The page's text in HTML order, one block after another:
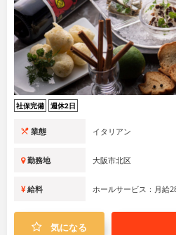
社保完備 週休2日
業態 イタリアン
勤務地 大阪市北区
給料 ホールサービス：月給
気になる